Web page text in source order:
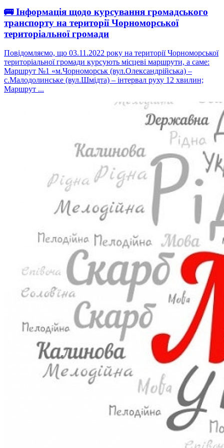
🚌 Інформація щодо курсування громадського
транспорту на території Чорноморської
територіальної громади
Повідомляємо, що 03.11.2022 року на території Чорноморської
територіальної громади курсують місцеві маршрути, а саме:
Маршрут №1 «м.Чорноморськ (вул.Олександрійська) –
с.Малодолинське (вул.Шмідта) – інтервал руху 12 хвилин;
Маршрут ...